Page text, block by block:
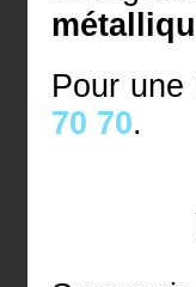
Pour
70 70.